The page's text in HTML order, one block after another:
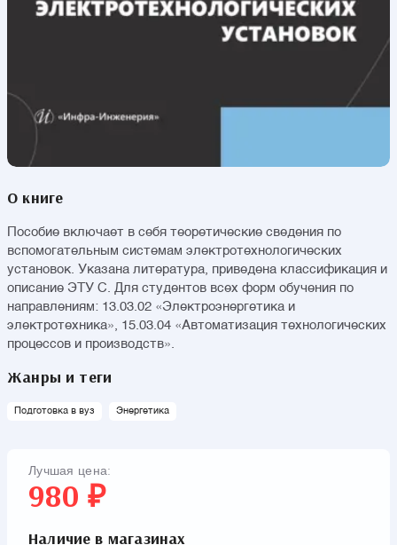
О книге
Пособие включает в себя теоретические сведения по
вспомогательным системам электротехнологических
установок. Указана литература, приведена классификация и
описание ЭТУ С. Для студентов всех форм обучения по
направлениям: 13.03.02 «Электроэнергетика и
электротехника», 15.03.04 «Автоматизация технологических
процессов и производств».
Жанры и теги
Подготовка в вуз Энергетика
Лучшая цена:
980 ₽
Наличие в магазинах